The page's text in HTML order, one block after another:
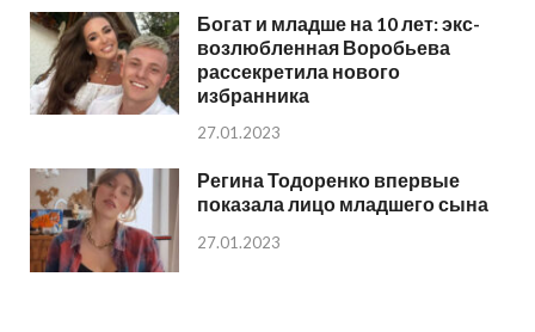
Богат и младше на 10 лет: экс-
возлюбленная Воробьева
рассекретила нового
избранника
27.01.2023
Регина Тодоренко впервые
показала лицо младшего сына
27.01.2023